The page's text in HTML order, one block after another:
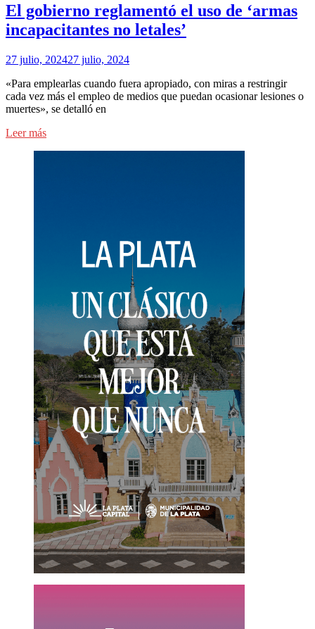
El gobierno reglamentó el uso de ‘armas
incapacitantes no letales’
27 julio, 202427 julio, 2024
«Para emplearlas cuando fuera apropiado, con miras a restringir
cada vez más el empleo de medios que puedan ocasionar lesiones o
muertes», se detalló en
Leer más